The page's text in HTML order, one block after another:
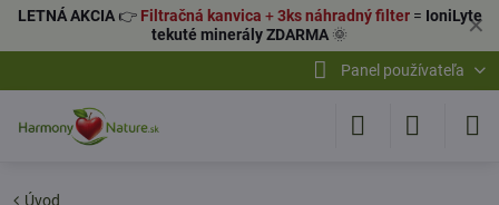
✕
LETNÁ AKCIA👉 Filtračná kanvica +3ks náhradný filter= IoniLyte
tekuté minerály ZDARMA 🌞
Panel používateľa
Úvod